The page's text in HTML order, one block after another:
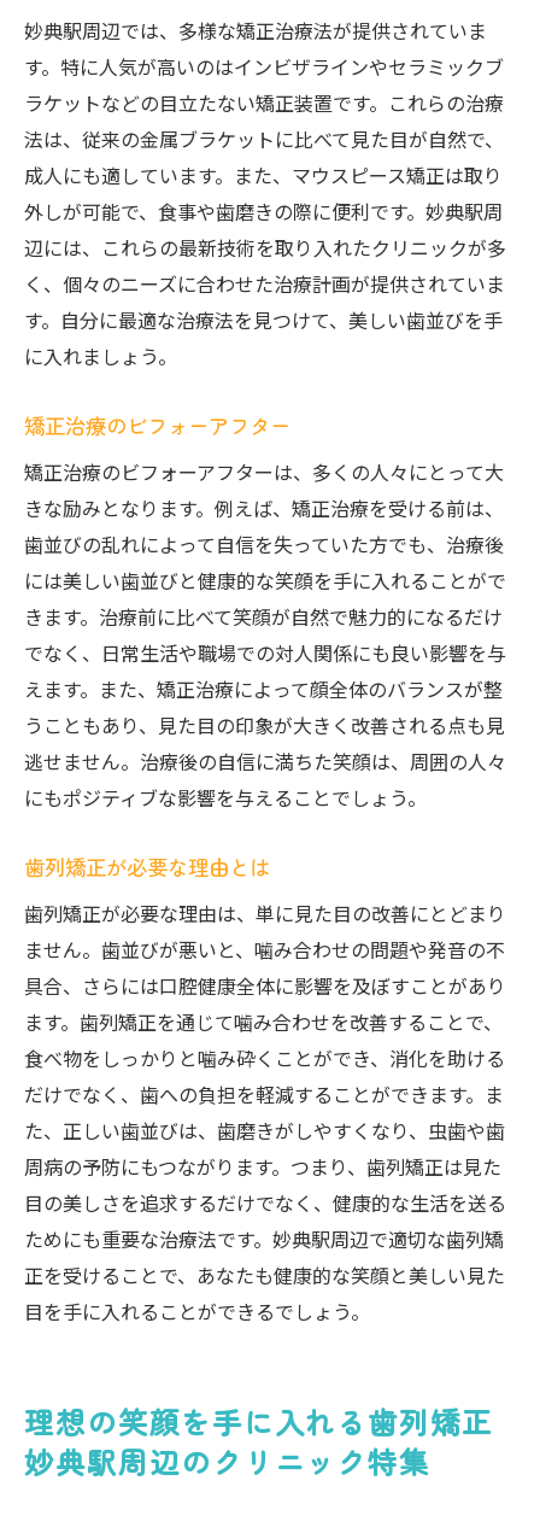
初診から治療開始までのステップ
治療中の定期検診の重要性
治療後のアフターケア
具体的な治療の流れを紹介
矯正治療にかかる時間とその管理方法
妙典駅周辺クリニックの治療計画例
費用から選ぶ妙典駅での歯列矯正最適プランの
見つけ方
歯列矯正の費用の内訳
保険適用の有無とその確認方法
費用を抑えるためのポイント
分割払いと一括払いのメリット・デメリッ
ト
お得なキャンペーン情報
歯列矯正で自信を持とう妙典駅周辺のクリニッ
クガイド
患者の成功事例とその声
クリニック選びのチェックリスト
妙典駅周辺で評判の良いクリニック
クリニック訪問時のポイント
治療後のメンテナンス方法
妙典駅周辺では、多様な矯正治療法が提供されていま
す。特に人気が高いのはインビザラインやセラミックブ
ラケットなどの目立たない矯正装置です。これらの治療
法は、従来の金属ブラケットに比べて見た目が自然で、
成人にも適しています。また、マウスピース矯正は取り
外しが可能で、食事や歯磨きの際に便利です。妙典駅周
辺には、これらの最新技術を取り入れたクリニックが多
く、個々のニーズに合わせた治療計画が提供されていま
す。自分に最適な治療法を見つけて、美しい歯並びを手
に入れましょう。
矯正治療のビフォーアフター
矯正治療のビフォーアフターは、多くの人々にとって大
きな励みとなります。例えば、矯正治療を受ける前は、
歯並びの乱れによって自信を失っていた方でも、治療後
には美しい歯並びと健康的な笑顔を手に入れることがで
きます。治療前に比べて笑顔が自然で魅力的になるだけ
でなく、日常生活や職場での対人関係にも良い影響を与
えます。また、矯正治療によって顔全体のバランスが整
うこともあり、見た目の印象が大きく改善される点も見
逃せません。治療後の自信に満ちた笑顔は、周囲の人々
にもポジティブな影響を与えることでしょう。
歯列矯正が必要な理由とは
歯列矯正が必要な理由は、単に見た目の改善にとどまり
ません。歯並びが悪いと、噛み合わせの問題や発音の不
具合、さらには口腔健康全体に影響を及ぼすことがあり
ます。歯列矯正を通じて噛み合わせを改善することで、
食べ物をしっかりと噛み砕くことができ、消化を助ける
だけでなく、歯への負担を軽減することができます。ま
た、正しい歯並びは、歯磨きがしやすくなり、虫歯や歯
周病の予防にもつながります。つまり、歯列矯正は見た
目の美しさを追求するだけでなく、健康的な生活を送る
ためにも重要な治療法です。妙典駅周辺で適切な歯列矯
正を受けることで、あなたも健康的な笑顔と美しい見た
目を手に入れることができるでしょう。
理想の笑顔を手に入れる歯列矯正
妙典駅周辺のクリニック特集